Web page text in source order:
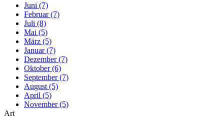
Juni (7)
Februar (7)
Juli (8)
Mai (5)
März (5)
Januar (7)
Dezember (7)
Oktober (6)
September (7)
August (5)
April (5)
November (5)
Art